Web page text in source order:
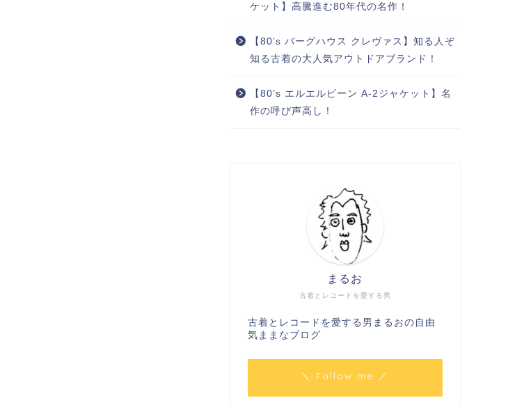
ケット】高騰進む80年代の名作！
【80’s バーグハウス クレヴァス】知る人ぞ
知る古着の大人気アウトドアブランド！
【80’s エルエルビーン A-2ジャケット】名
作の呼び声高し！
古着とレコードを愛する男
まるお
古着とレコードを愛する男まるおの自由
気ままなブログ
＼ Follow me ／